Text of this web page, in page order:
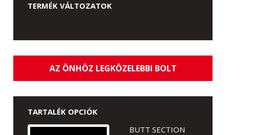
TERMÉK VÁLTOZATOK
AZ ÖNHÖZ LEGKÖZELEBBI BOLT
TARTALÉK OPCIÓK
BUTT SECTION